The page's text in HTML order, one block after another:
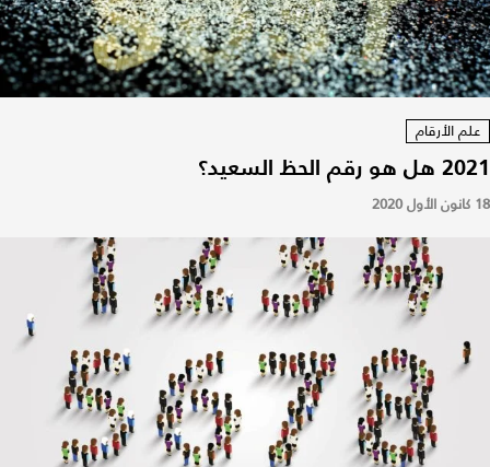
علم الأرقام
2021 هل هو رقم الحظ السعيد؟
18 كانون الأول 2020